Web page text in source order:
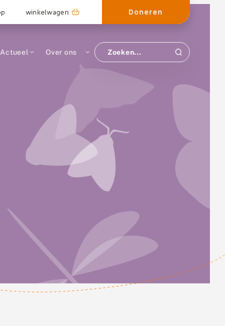
winkelwagen Doneren
Actueel Over ons